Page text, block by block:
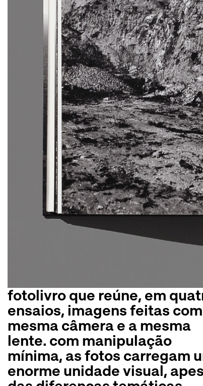
fotolivro que reúne, em
ensaios, imagens feitas
mesma câmera e a mesma
lente. com manipulação
mínima, as fotos carregam
enorme unidade visual,